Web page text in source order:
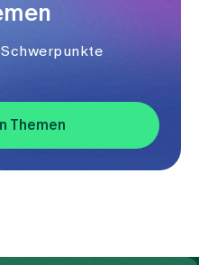
Schwerpunkte
Themen